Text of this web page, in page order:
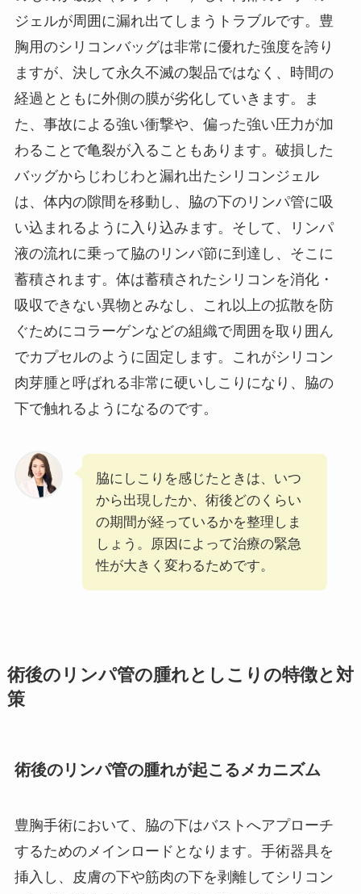
ジェルが周囲に漏れ出てしまうトラブルです。豊
胸用のシリコンバッグは非常に優れた強度を誇り
ますが、決して永久不滅の製品ではなく、時間の
経過とともに外側の膜が劣化していきます。ま
た、事故による強い衝撃や、偏った強い圧力が加
わることで亀裂が入ることもあります。破損した
バッグからじわじわと漏れ出たシリコンジェル
は、体内の隙間を移動し、脇の下のリンパ管に吸
い込まれるように入り込みます。そして、リンパ
液の流れに乗って脇のリンパ節に到達し、そこに
蓄積されます。体は蓄積されたシリコンを消化・
吸収できない異物とみなし、これ以上の拡散を防
ぐためにコラーゲンなどの組織で周囲を取り囲ん
でカプセルのように固定します。これがシリコン
肉芽腫と呼ばれる非常に硬いしこりになり、脇の
下で触れるようになるのです。
脇にしこりを感じたときは、いつ
から出現したか、術後どのくらい
の期間が経っているかを整理しま
しょう。原因によって治療の緊急
性が大きく変わるためです。
術後のリンパ管の腫れとしこりの特徴と対
策
術後のリンパ管の腫れが起こるメカニズム
豊胸手術において、脇の下はバストへアプローチ
するためのメインロードとなります。手術器具を
挿入し、皮膚の下や筋肉の下を剥離してシリコン